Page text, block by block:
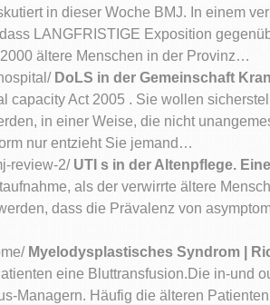
in dieser Woche BMJ. In einem
LANGFRISTIGE Exposition
ältere Menschen in der Provinz…
DoLS in der Gemeinschaft
Act 2005 . Sie wollen
in einer Weise, die nicht
nur entzieht Sie jemand…
review-2/ UTI s in der Altenpflege.
als der verwirrte ältere
dass die Prävalenz von
Myelodysplastisches Syndrom |
eine Bluttransfusion.Die in-und
Managern. Häufig die älteren